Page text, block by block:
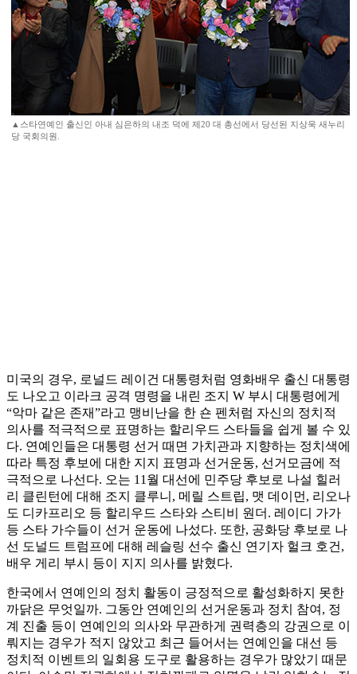
▲스타연예인 출신인 아내 심은하의 내조 덕에 제20 대 총선에서 당선된 지상욱 새누리
당 국회의원.
미국의 경우, 로널드 레이건 대통령처럼 영화배우 출신 대통령
도 나오고 이라크 공격 명령을 내린 조지 W 부시 대통령에게
“악마 같은 존재”라고 맹비난을 한 숀 펜처럼 자신의 정치적
의사를 적극적으로 표명하는 할리우드 스타들을 쉽게 볼 수 있
다. 연예인들은 대통령 선거 때면 가치관과 지향하는 정치색에
따라 특정 후보에 대한 지지 표명과 선거운동, 선거모금에 적
극적으로 나선다. 오는 11월 대선에 민주당 후보로 나설 힐러
리 클린턴에 대해 조지 클루니, 메릴 스트립, 맷 데이먼, 리오나
도 디카프리오 등 할리우드 스타와 스티비 원더. 레이디 가가
등 스타 가수들이 선거 운동에 나섰다. 또한, 공화당 후보로 나
선 도널드 트럼프에 대해 레슬링 선수 출신 연기자 헐크 호건,
배우 게리 부시 등이 지지 의사를 밝혔다.
한국에서 연예인의 정치 활동이 긍정적으로 활성화하지 못한
까닭은 무엇일까. 그동안 연예인의 선거운동과 정치 참여, 정
계 진출 등이 연예인의 의사와 무관하게 권력층의 강권으로 이
뤄지는 경우가 적지 않았고 최근 들어서는 연예인을 대선 등
정치적 이벤트의 일회용 도구로 활용하는 경우가 많았기 때문